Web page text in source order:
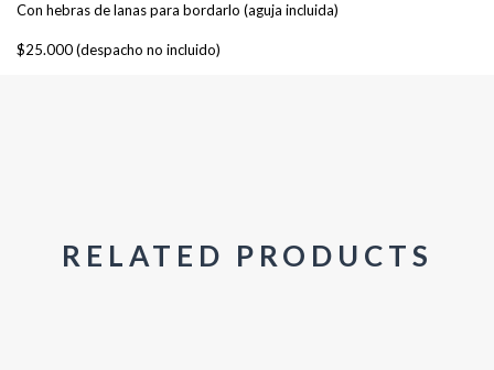
Con hebras de lanas para bordarlo (aguja incluida)
$25.000 (despacho no incluido)
RELATED PRODUCTS